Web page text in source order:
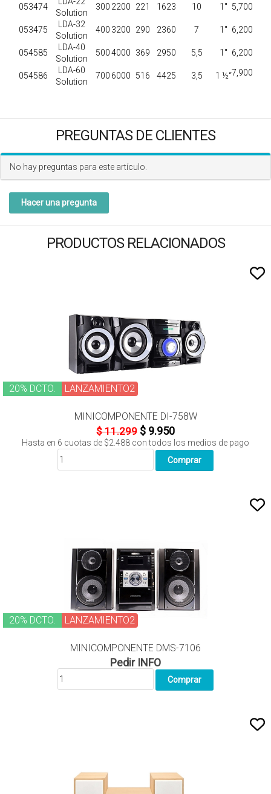
053474
Solution
300 2200 221 1623 10 1" 5,700
053475
LDA-32
Solution
400 3200 290 2360 7 1" 6,200
054585
LDA-40
Solution
5004000 369 2950 5,5 1" 6,200
054586
LDA-60
Solution
700 6000 516 4425 3,5 1 ½“7,900
PREGUNTAS DE CLIENTES
No hay preguntas para este artículo.
Hacer una pregunta
PRODUCTOS RELACIONADOS
20% DCTO. LANZAMIENTO2
MINICOMPONENTE DI-758W
$ 11.299 $ 9.950
Hasta en 6 cuotas de $2.488 con todos los medios de pago
20% DCTO. LANZAMIENTO2
MINICOMPONENTE DMS-7106
Pedir INFO